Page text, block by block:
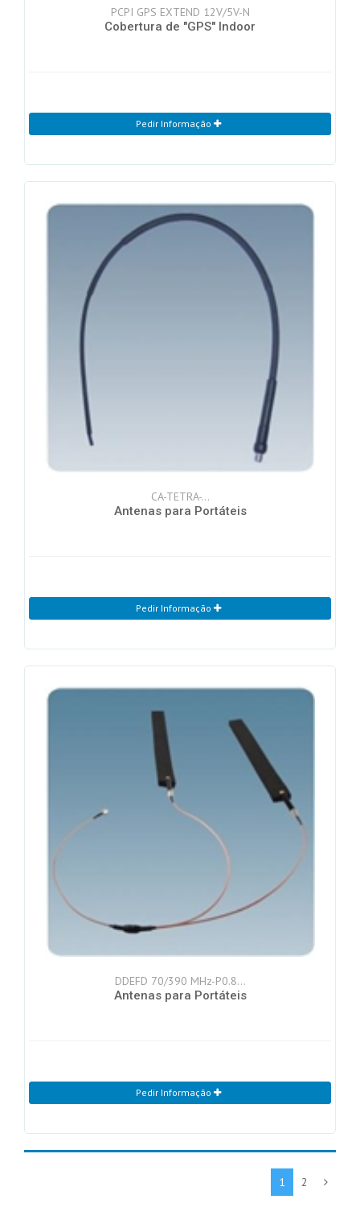
PCPI GPS EXTEND 12V/5V-N
Cobertura de "GPS" Indoor
Pedir Informação
CA-TETRA-...
Antenas para Portáteis
Pedir Informação
DDEFD 70/390 MHz-P0.8…
Antenas para Portáteis
Pedir Informação
1 2